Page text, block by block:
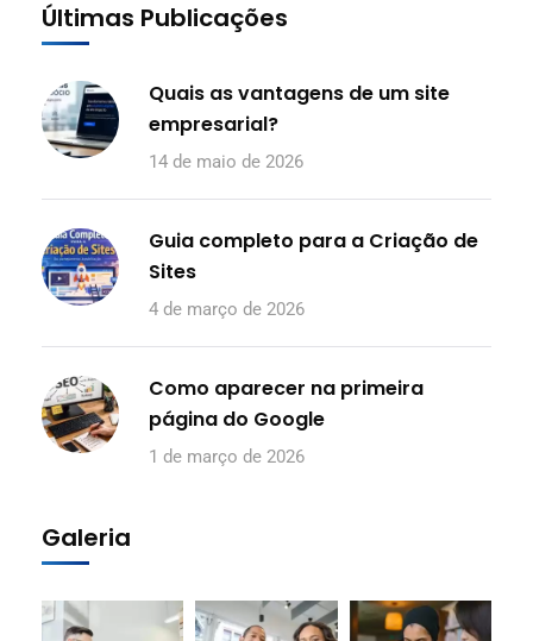
Últimas Publicações
Quais as vantagens de um site
empresarial?
14 de maio de 2026
Guia completo para a Criação de
Sites
4 de março de 2026
Como aparecer na primeira
página do Google
1 de março de 2026
Galeria